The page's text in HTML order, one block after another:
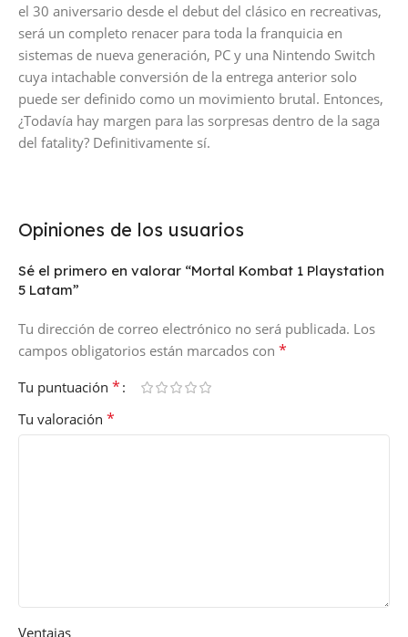
el 30 aniversario desde el debut del clásico en recreativas,
será un completo renacer para toda la franquicia en
sistemas de nueva generación, PC y una Nintendo Switch
cuya intachable conversión de la entrega anterior solo
puede ser definido como un movimiento brutal. Entonces,
¿Todavía hay margen para las sorpresas dentro de la saga
del fatality? Definitivamente sí.
Opiniones de los usuarios
Sé el primero en valorar “Mortal Kombat 1 Playstation
5 Latam”
Tu dirección de correo electrónico no será publicada. Los
campos obligatorios están marcados con *
Tu puntuación *
Tu valoración *
Ventajas